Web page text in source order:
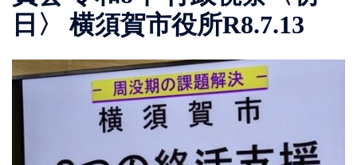
日〉 横須賀市役所R8.7.13